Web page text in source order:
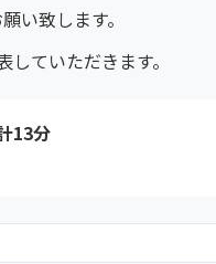
い致します。
ていただきます。
13分